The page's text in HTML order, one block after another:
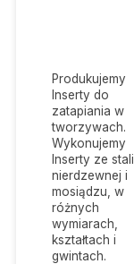
Produkujemy
Inserty do
zatapiania w
tworzywach.
Wykonujemy
Inserty ze stali
nierdzewnej i
mosiądzu, w
różnych
wymiarach,
kształtach i
gwintach.